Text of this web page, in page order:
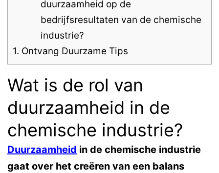
duurzaamheid op de
bedrijfsresultaten van de chemische
industrie?
1. Ontvang Duurzame Tips
Wat is de rol van
duurzaamheid in de
chemische industrie?
Duurzaamheid in de chemische industrie
gaat over het creëren van een balans